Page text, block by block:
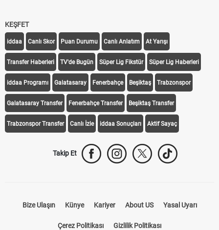
KEŞFET
iddaa Canlı Skor Puan Durumu Canlı Anlatım At Yarışı
Transfer Haberleri TV'de Bugün Süper Lig Fikstür Süper Lig Haberleri
iddaa Programı Galatasaray Fenerbahçe Beşiktaş Trabzonspor
Galatasaray Transfer Fenerbahçe Transfer Beşiktaş Transfer
Trabzonspor Transfer Canlı İzle iddaa Sonuçları Aktif Sayaç
Takip Et
Bize Ulaşın Künye Kariyer About US Yasal Uyarı
Çerez Politikası Gizlilik Politikası